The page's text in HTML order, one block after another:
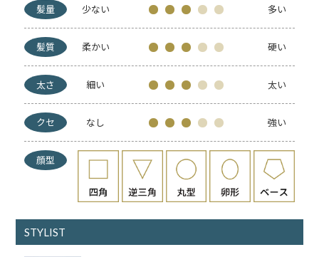
髪量 少ない 多い
髪質 柔かい 硬い
太さ 細い 太い
クセ なし 強い
顔型
STYLIST